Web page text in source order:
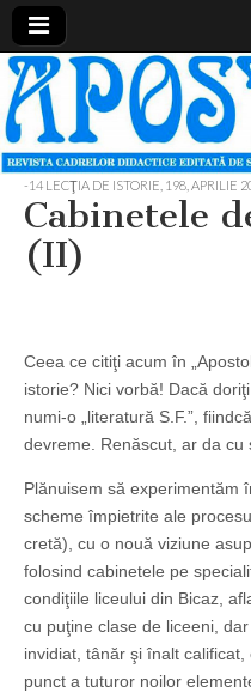
Revista
cadrelor
didactice
din
judetul
Neamt
-14 LECŢIA DE ISTORIE 198, APRILIE
Cabinetele
(II)
Ceea ce citiţi acum în
istorie? Nici vorbă! Dacă
numi-o „literatură S.F.”,
devreme. Renăscut, ar da
Plănuisem să experimentăm
scheme împietrite ale
cretă), cu o nouă viziune
folosind cabinetele pe
condiţiile liceului din Bicaz,
cu puţine clase de liceeni,
invidiat, tânăr şi înalt
punct a tuturor noilor